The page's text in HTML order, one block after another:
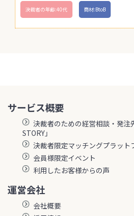
決裁者の年齢:40代 商材:BtoB
サービス概要
決裁者のための経営相談・発注
STORY」
決裁者限定マッチングプラット
会員様限定イベント
利用したお客様からの声
運営会社
会社概要